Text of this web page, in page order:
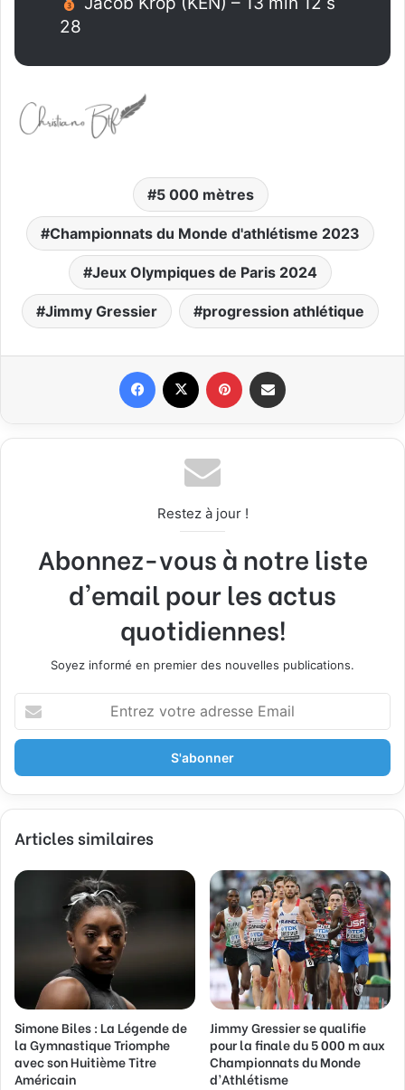
28
5 000 mètres
Championnats du Monde d'athlétisme 2023
Jeux Olympiques de Paris 2024
Jimmy Gressier progression athlétique
Restez à jour !
Abonnez-vous à notre liste
d'email pour les actus
quotidiennes!
Soyez informé en premier des nouvelles publications.
t
e
z
o
r
s
e
E
m
a
Articles similaires
Simone Biles : La Légende de
la Gymnastique Triomphe
avec son Huitième Titre
Américain
Jimmy Gressier se qualifie
pour la finale du 5 000 m aux
Championnats du Monde
d’Athlétisme